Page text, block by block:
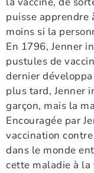
puisse apprendre
moins si la
En 1796, Jenner
pustules de
dernier
plus tard, Jenner
garçon, mais la
Encouragée par
vaccination
dans le monde
cette maladie à la